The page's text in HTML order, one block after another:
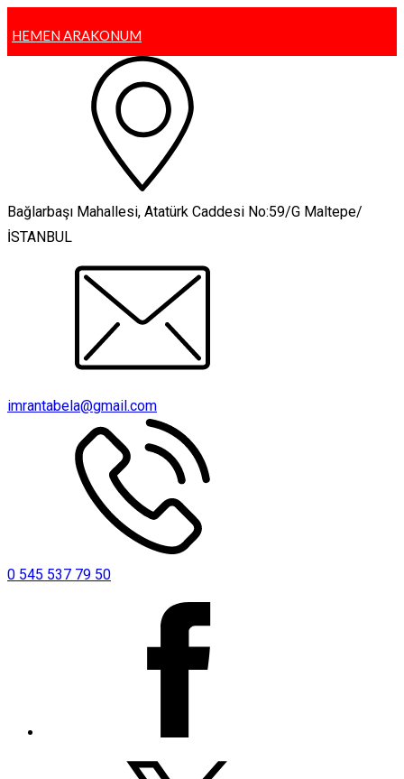
HEMEN ARAKONUM
Bağlarbaşı Mahallesi, Atatürk Caddesi No:59/G Maltepe/
İSTANBUL
imrantabela@gmail.com
0 545 537 79 50